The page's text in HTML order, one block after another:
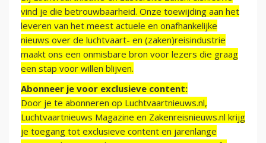
vind je die betrouwbaarheid. Onze toewijding aan het
leveren van het meest actuele en onafhankelijke
nieuws over de luchtvaart- en (zaken)reisindustrie
maakt ons een onmisbare bron voor lezers die graag
een stap voor willen blijven.
Abonneer je voor exclusieve content:
Door je te abonneren op Luchtvaartnieuws.nl,
Luchtvaartnieuws Magazine en Zakenreisnieuws.nl krijg
je toegang tot exclusieve content en jarenlange